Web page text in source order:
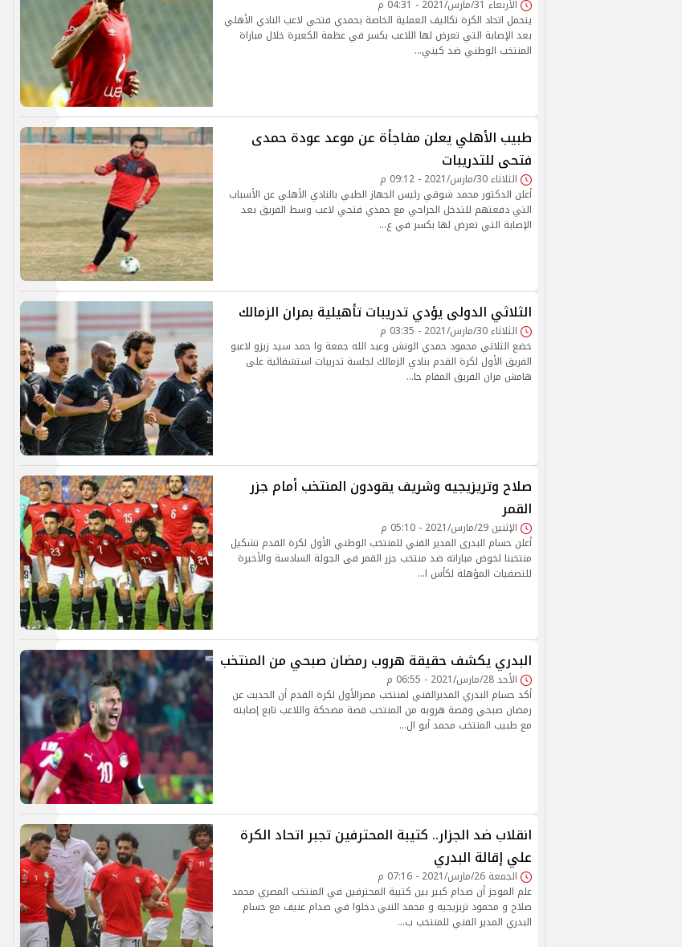
الأربعاء 31/مارس/2021 - 04:31 م
يتحمل اتحاد الكرة تكاليف العملية الخاصة بحمدي فتحي لاعب النادي الأهلي
بعد الإصابة التي تعرض لها اللاعب بكسر في عظمة الكعبرة خلال مباراة
المنتخب الوطني ضد كيني…
طبيب الأهلي يعلن مفاجأة عن موعد عودة حمدى
فتحى للتدريبات
الثلاثاء 30/مارس/2021 - 09:12 م
أعلن الدكتور محمد شوقي رئيس الجهاز الطبي بالنادي الأهلي عن الأسباب
التي دفعتهم للتدخل الجراحي مع حمدي فتحي لاعب وسط الفريق بعد
الإصابة التي تعرض لها بكسر في ع…
الثلاثي الدولى يؤدي تدريبات تأهيلية بمران الزمالك
الثلاثاء 30/مارس/2021 - 03:35 م
خضع الثلاثي محمود حمدي الونش وعبد الله جمعة وا حمد سيد زيزو لاعبو
الفريق الأول لكرة القدم بنادي الزمالك لجلسة تدريبات استشفائية على
هامش مران الفريق المقام حا…
صلاح وتريزيجيه وشريف يقودون المنتخب أمام جزر
القمر
الإثنين 29/مارس/2021 - 05:10 م
أعلن حسام البدرى المدير الفني للمنتخب الوطني الأول لكرة القدم تشكيل
منتخبنا لخوض مباراته ضد منتخب جزر القمر فى الجولة السادسة والأخيرة
للتصفيات المؤهلة لكأس ا…
البدري يكشف حقيقة هروب رمضان صبحي من المنتخب
الأحد 28/مارس/2021 - 06:55 م
أكد حسام البدري المديرالفني لمنتخب مصرالأول لكرة القدم أن الحديث عن
رمضان صبحي وقصة هروبه من المنتخب قصة مضحكة واللاعب تابع إصابته
مع طبيب المنتخب محمد أبو ال…
انقلاب ضد الجزار.. كتيبة المحترفين تجبر اتحاد الكرة
علي إقالة البدري
الجمعة 26/مارس/2021 - 07:16 م
علم الموجز أن صدام كبير بين كتيبة المحترفين في المنتخب المصري محمد
صلاح و محمود تريزيجيه و محمد النني دخلوا في صدام عنيف مع حسام
البدري المدير الفني للمنتخب ب…